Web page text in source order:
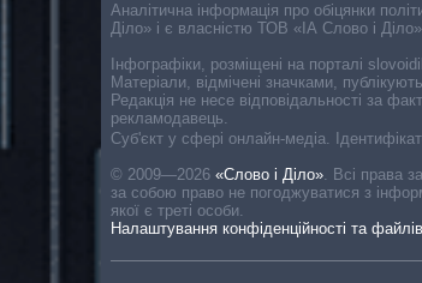
Cуб'єкт у сфері онлайн-медіа.
© 2009—2026 «Слово і Діло». Всі права
за собою право не погоджуватися з
якої є треті особи.
Налаштування конфіденційності та
Аналітична інформація про обіцянки
Діло» і є власністю ТОВ «ІА Слово і
Інфографіки, розміщені на порталі
Матеріали, відмічені значками,
Редакція не несе відповідальності за
рекламодавець.